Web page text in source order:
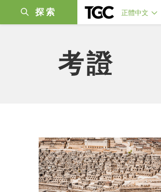
探索 正體中文
考證